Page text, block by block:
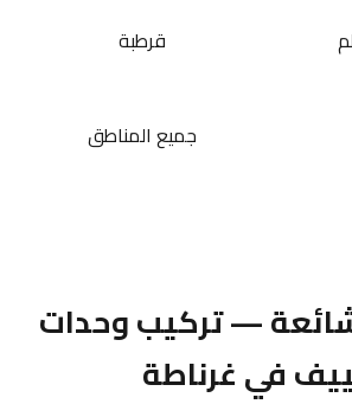
قرطبة
جميع المناطق
— تركيب وحدات
في غرناطة